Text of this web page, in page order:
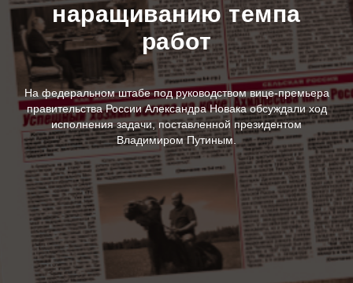
наращиванию темпа
работ
На федеральном штабе под руководством вице-премьера
правительства России Александра Новака обсуждали ход
исполнения задачи, поставленной президентом
Владимиром Путиным.